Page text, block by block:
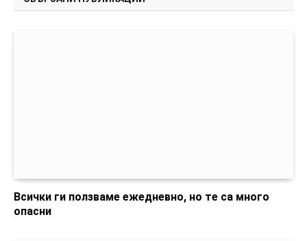
Всички ги ползваме ежедневно, но те са много
опасни